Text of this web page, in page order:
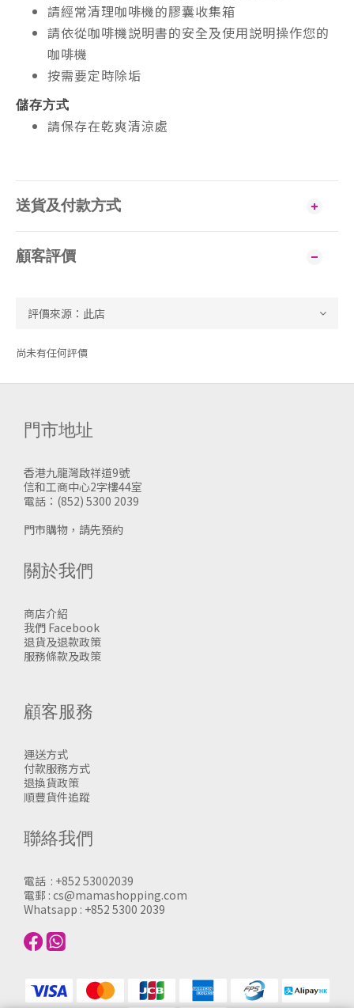
請經常清理咖啡機的膠囊收集箱
請依從咖啡機説明書的安全及使用説明操作您的
咖啡機
按需要定時除垢
儲存方式
請保存在乾爽清涼處
送貨及付款方式
顧客評價
尚未有任何評價
門市地址
香港九龍灣啟祥道9號
信和工商中心2字樓44室
電話：(852) 5300 2039
門市購物，請先預約
關於我們
商店介紹
我們 Facebook
退貨及退款政策
服務條款及政策
顧客服務
運送方式
付款服務方式
退換貨政策
順豐貨件追蹤
聯絡我們
電話 : +852 53002039
電郵 : cs@mamashopping.com
Whatsapp : +852 5300 2039